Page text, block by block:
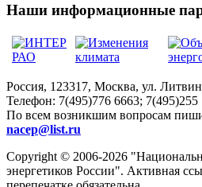
Наши информационные
Россия, 123317, Москва, ул.
Телефон: 7(495)776 6663; 7(495)255
По всем возникшим вопросам
nacep@list.ru
Copyright © 2006-2026
энергетиков России". Активная